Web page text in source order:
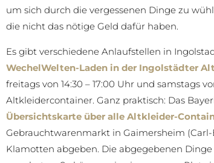
um sich durch die vergessenen Dinge zu
die nicht das nötige Geld dafür haben.
Es gibt verschiedene Anlaufstellen in
WechelWelten-Laden in der Ingolstädter
freitags von 14:30 – 17:00 Uhr und samstags
Altkleidercontainer. Ganz praktisch: Das
Übersichtskarte über alle Altkleider-
Gebrauchtwarenmarkt in Gaimersheim (Carl-
Klamotten abgeben. Die abgegebenen